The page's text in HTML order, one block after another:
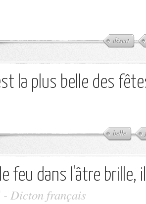
désert
la plus belle des
belle
feu dans l'âtre brille,
- Dicton français